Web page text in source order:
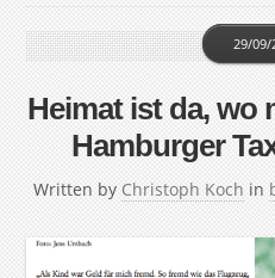
Heimat ist da, wo
Hamburger
Written by Christoph Koch
29/09/
in